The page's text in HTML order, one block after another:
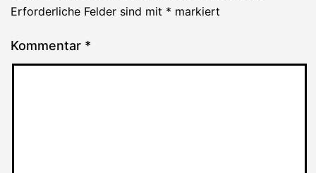
Erforderliche Felder sind mit * markiert
Kommentar *